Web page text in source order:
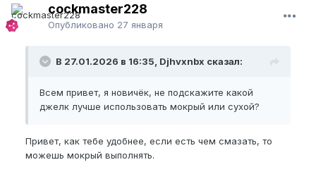
cockmaster228
Опубликовано 27 января
В 27.01.2026 в 16:35, Djhvxnbx сказал:
Всем привет, я новичëк, не подскажите какой
джелк лучше использовать мокрый или сухой?
Привет, как тебе удобнее, если есть чем смазать, то
можешь мокрый выполнять.